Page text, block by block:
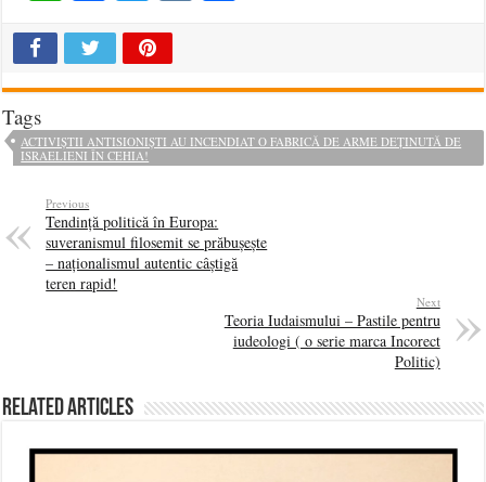
Tags
ACTIVIȘTII ANTISIONIȘTI AU INCENDIAT O FABRICĂ DE ARME DEȚINUTĂ DE
ISRAELIENI ÎN CEHIA!
Previous
Tendință politică în Europa:
suveranismul filosemit se prăbușește
– naționalismul autentic câștigă
teren rapid!
Next
Teoria Iudaismului – Pastile pentru
iudeologi ( o serie marca Incorect
Politic)
Related Articles